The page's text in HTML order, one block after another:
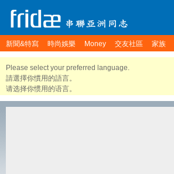
新聞&特寫 時尚娛樂 Money 交友社區 家族
Please select your preferred language.
請選擇你慣用的語言。
请选择你惯用的语言。